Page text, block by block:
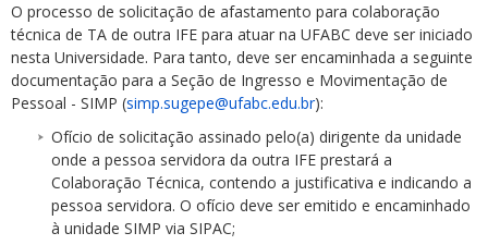
O processo de solicitação de afastamento para colaboração
técnica de TA de outra IFE para atuar na UFABC deve ser iniciado
nesta Universidade. Para tanto, deve ser encaminhada a seguinte
documentação para a Seção de Ingresso e Movimentação de
Pessoal - SIMP (simp.sugepe@ufabc.edu.br):
Ofício de solicitação assinado pelo(a) dirigente da unidade
onde a pessoa servidora da outra IFE prestará a
Colaboração Técnica, contendo a justificativa e indicando a
pessoa servidora. O ofício deve ser emitido e encaminhado
à unidade SIMP via SIPAC;